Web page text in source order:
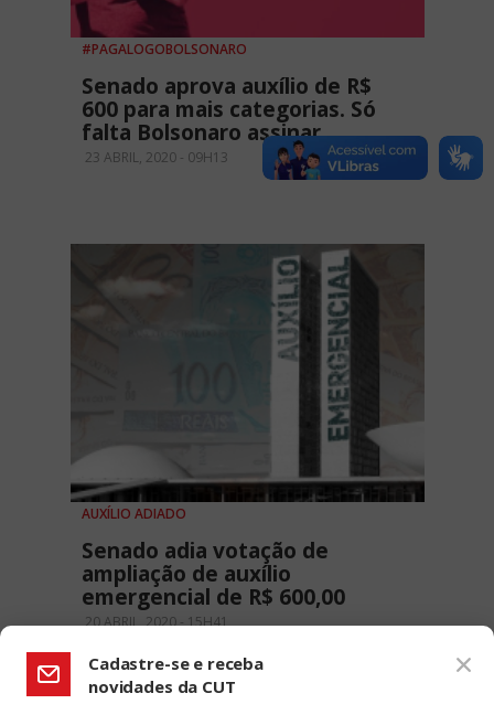
#PAGALOGOBOLSONARO
Senado aprova auxílio de R$
600 para mais categorias. Só
falta Bolsonaro assinar
23 ABRIL, 2020 - 09H13
AUXÍLIO ADIADO
Senado adia votação de
ampliação de auxílio
emergencial de R$ 600,00
20 ABRIL, 2020 - 15H41
Cadastre-se e receba
novidades da CUT